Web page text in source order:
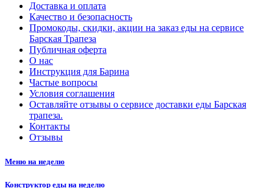
Доставка и оплата
Качество и безопасность
Промокоды, скидки, акции на заказ еды на сервисе
Барская Трапеза
Публичная оферта
О нас
Инструкция для Барина
Частые вопросы
Условия соглашения
Оставляйте отзывы о сервисе доставки еды Барская
трапеза.
Контакты
Отзывы
Меню на неделю
Конструктор еды на неделю